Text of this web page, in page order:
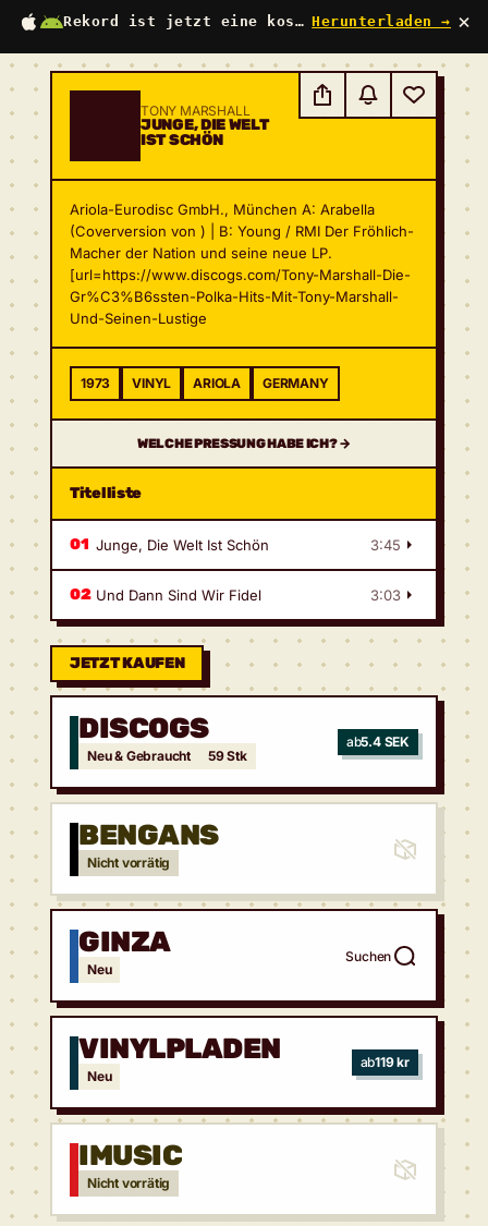
Rekord ist jetzt eine kostenlose App Herunterladen → ×